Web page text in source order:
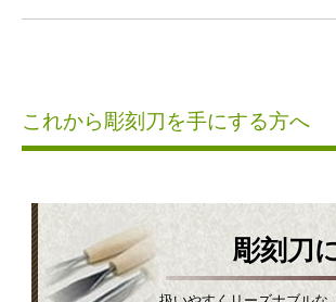
これから彫刻刀を手にする方へ
彫刻刀